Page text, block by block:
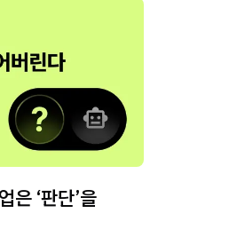
은 ‘판단’을